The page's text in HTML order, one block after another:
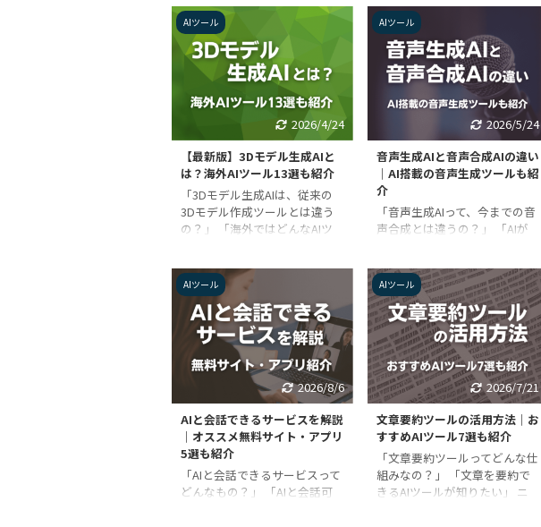
業の一つです。しかし、アーテ
ィストが創作した音楽は著作権
で保護されているので、無許可
で使用することができません。
動画の雰囲気にあった音楽を探
しつつ、著作権フリー＆商用利
用可能なものを選ぶのは時間が
かかるため、苦労している人も
多いのではないでしょうか？
この記事では、AIで作曲できる
音楽自動生成ツールについて解
説します。 最新のツールを紹
介しているので、動画コ ...
作用のツールといえば、デザイ
ナーが使うAdobeの
Illustrator（イラストレータ
ー）・Photoshop（フォトシ
ョップ）や、手軽に利用できる
MicrosoftのWord（ワード）・
PowerPoint（パワーポイン
ト）などが定番です。 AI分野の
発達によってAIを活用したデザ
インツールも登場し、近年では
機能の一部に生成AIが利用され
始めました。 この記事では、
そんな最新機能を搭載し ...
AIツール
2026/4/24
【最新版】3Dモデル生成AIと
は？海外AIツール13選も紹介
「3Dモデル生成AIは、従来の
3Dモデル作成ツールとは違う
の？」 「海外ではどんなAIツ
が、実は3Dモデルを生成する
AIモデルも登場しています。
3Dモデルはゲーム制作や建築
デザインなどのさまざまな分野
で利用されているため、技術の
発展に期待している人も多いよ
うです。 この記事では、3Dモ
デル生成AIについて解説しま
す。また、OpenAIが発表した
3Dモデル生成AI「Shap-E」
や、海外の「AI 3Dジェネレー
ター」なども紹介。 3Dモデル
を作成で ...
AIツール
2026/5/24
音声生成AIと音声合成AIの違い
｜AI搭載の音声生成ツールも紹
介
「音声生成AIって、今までの音
声合成とは違うの？」 「AIが
ている生成AIには音声に対応す
るタイプもあり、「音声生成
AI」が一つのカテゴリーとして
認知されつつあります。 しか
し、AI技術を使用して音声を生
成するという点で「音声合成と
の違いが分からない」「AI搭載
の音声生成ツールとの区別がつ
かない」という人も多いのでは
ないでしょうか？ この記事で
は、音声生成AIと音声合成AIの
違いについて解説します。ま
た、日本語に対応した「AI搭載
の音声生成ツール」や ...
AIツール
2026/8/6
AIと会話できるサービスを解説
｜オススメ無料サイト・アプリ
5選も紹介
「AIと会話できるサービスって
どんなもの？」 「AIと会話可
AIツール
2026/7/21
文章要約ツールの活用方法｜お
すすめAIツール7選も紹介
「文章要約ツールってどんな仕
組みなの？」 「文章を要約で
きるAIツールが知りたい」 ニ